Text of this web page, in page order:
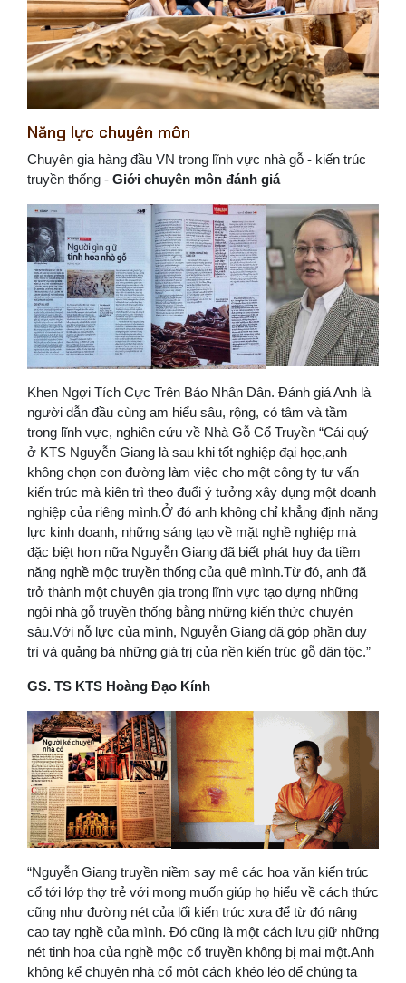
Năng lực chuyên môn
Chuyên gia hàng đầu VN trong lĩnh vực nhà gỗ - kiến trúc
truyền thống - Giới chuyên môn đánh giá
Khen Ngợi Tích Cực Trên Báo Nhân Dân. Đánh giá Anh là
người dẫn đầu cùng am hiểu sâu, rộng, có tâm và tầm
trong lĩnh vực, nghiên cứu về Nhà Gỗ Cổ Truyền “Cái quý
ở KTS Nguyễn Giang là sau khi tốt nghiệp đại học,anh
không chọn con đường làm việc cho một công ty tư vấn
kiến trúc mà kiên trì theo đuổi ý tưởng xây dụng một doanh
nghiệp của riêng mình.Ở đó anh không chỉ khẳng định năng
lực kinh doanh, những sáng tạo về mặt nghề nghiệp mà
đặc biệt hơn nữa Nguyễn Giang đã biết phát huy đa tiềm
năng nghề mộc truyền thống của quê mình.Từ đó, anh đã
trở thành một chuyên gia trong lĩnh vực tạo dựng những
ngôi nhà gỗ truyền thống bằng những kiến thức chuyên
sâu.Với nỗ lực của mình, Nguyễn Giang đã góp phần duy
trì và quảng bá những giá trị của nền kiến trúc gỗ dân tộc.”
GS. TS KTS Hoàng Đạo Kính
“Nguyễn Giang truyền niềm say mê các hoa văn kiến trúc
cổ tới lớp thợ trẻ với mong muốn giúp họ hiểu về cách thức
cũng như đường nét của lối kiến trúc xưa để từ đó nâng
cao tay nghề của mình. Đó cũng là một cách lưu giữ những
nét tinh hoa của nghề mộc cổ truyền không bị mai một.Anh
không kể chuyện nhà cổ một cách khéo léo để chúng ta